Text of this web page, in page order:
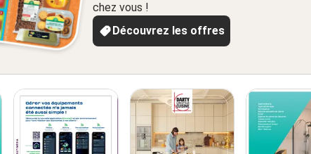
chez vous !
Découvrez les offres